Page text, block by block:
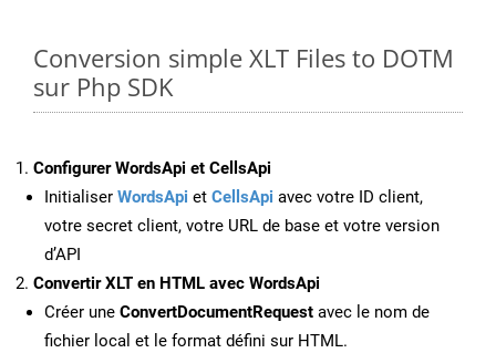
Conversion simple XLT Files to DOTM
sur Php SDK
Configurer WordsApi et CellsApi
Initialiser WordsApi et CellsApi avec votre ID client,
votre secret client, votre URL de base et votre version
d’API
Convertir XLT en HTML avec WordsApi
Créer une ConvertDocumentRequest avec le nom de
fichier local et le format défini sur HTML.